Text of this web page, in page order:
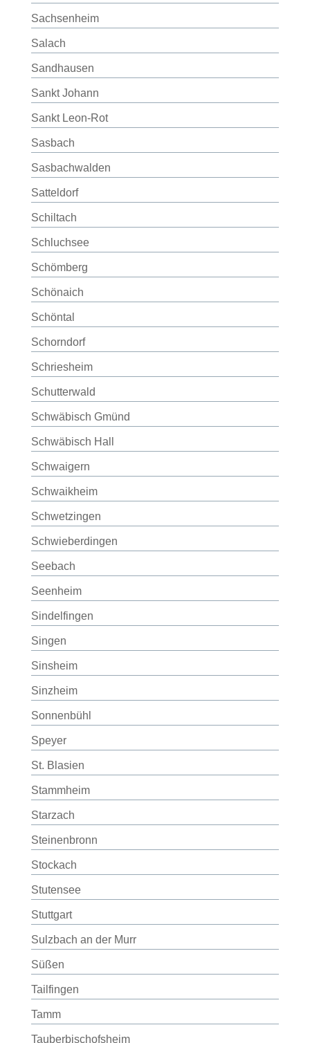
Sachsenheim
Salach
Sandhausen
Sankt Johann
Sankt Leon-Rot
Sasbach
Sasbachwalden
Satteldorf
Schiltach
Schluchsee
Schömberg
Schönaich
Schöntal
Schorndorf
Schriesheim
Schutterwald
Schwäbisch Gmünd
Schwäbisch Hall
Schwaigern
Schwaikheim
Schwetzingen
Schwieberdingen
Seebach
Seenheim
Sindelfingen
Singen
Sinsheim
Sinzheim
Sonnenbühl
Speyer
St. Blasien
Stammheim
Starzach
Steinenbronn
Stockach
Stutensee
Stuttgart
Sulzbach an der Murr
Süßen
Tailfingen
Tamm
Tauberbischofsheim